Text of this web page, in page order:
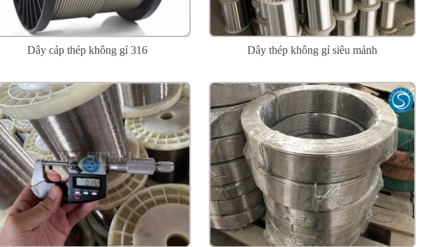
Dây cáp thép không gỉ 316 Dây thép không gỉ siêu mảnh